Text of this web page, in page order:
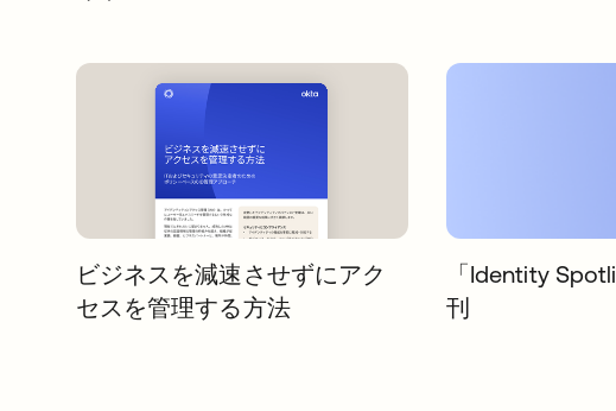
ビジネスを減速させずにアク
セスを管理する方法
「Identity
刊